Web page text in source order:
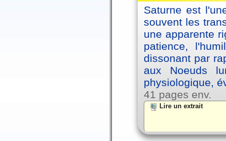
Saturne est
souvent les
une apparente
patience,
dissonant par
aux Noeuds
physiologique,
41 pages env.
Lire un extrait